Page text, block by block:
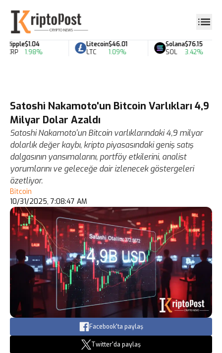
Ripple
XRP
$1.04
1.98%
Litecoin
LTC
$46.01
1.09%
Solana
SOL
$76.15
3.42%
Satoshi Nakamoto'un Bitcoin Varlıkları 4,9
Milyar Dolar Azaldı
Satoshi Nakamoto'un Bitcoin varlıklarındaki 4,9 milyar
dolarlık değer kaybı, kripto piyasasındaki geniş satış
dalgasının yansımalarını, portföy etkilerini, analist
yorumlarını ve geleceğe dair izlenecek göstergeleri
özetliyor.
Bitcoin
10/31/2025, 7:08:47 AM
Facebook'ta paylaş
Twitter'da paylaş